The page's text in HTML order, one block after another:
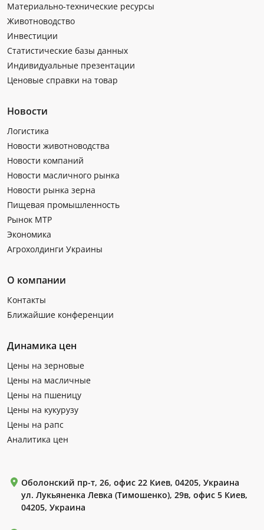
Материально-технические ресурсы
Животноводство
Инвестиции
Статистические базы данных
Индивидуальные презентации
Ценовые справки на товар
Новости
Логистика
Новости животноводства
Новости компаний
Новости масличного рынка
Новости рынка зерна
Пищевая промышленность
Рынок МТР
Экономика
Агрохолдинги Украины
О компании
Контакты
Ближайшие конференции
Динамика цен
Цены на зерновые
Цены на масличные
Цены на пшеницу
Цены на кукурузу
Цены на рапс
Аналитика цен
Оболонский пр-т, 26, офис 22 Киев, 04205, Украина
ул. Лукьяненка Левка (Тимошенко), 29в, офис 5 Киев,
04205, Украина